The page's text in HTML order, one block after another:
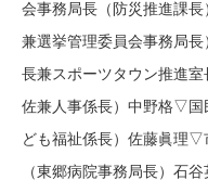
会事務局長（防災推進課
兼選挙管理委員会事務局
長兼スポーツタウン推進
佐兼人事係長）中野格▽国
ども福祉係長）佐藤眞理▽
（東郷病院事務局長）石